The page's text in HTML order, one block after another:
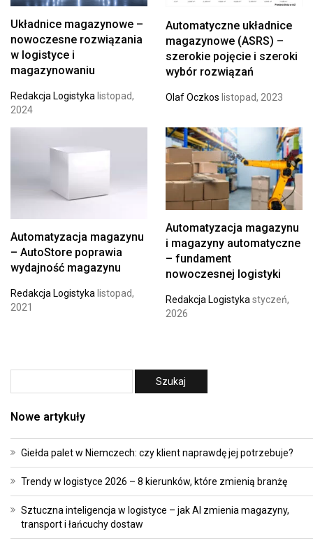
Układnice magazynowe –
nowoczesne rozwiązania
w logistyce i
magazynowaniu
Redakcja Logistyka listopad,
2024
Automatyczne układnice
magazynowe (ASRS) –
szerokie pojęcie i szeroki
wybór rozwiązań
Olaf Oczkos listopad, 2023
Automatyzacja magazynu
– AutoStore poprawia
wydajność magazynu
Redakcja Logistyka listopad,
2021
Automatyzacja magazynu
i magazyny automatyczne
– fundament
nowoczesnej logistyki
Redakcja Logistykastyczeń,
2026
Nowe artykuły
Giełda palet w Niemczech: czy klient naprawdę jej potrzebuje?
Trendy w logistyce 2026 – 8 kierunków, które zmienią branżę
Sztuczna inteligencja w logistyce – jak AI zmienia magazyny,
transport i łańcuchy dostaw